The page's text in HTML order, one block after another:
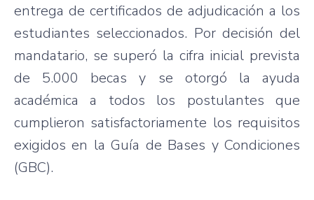
entrega de certificados de adjudicación a los
estudiantes seleccionados. Por decisión del
mandatario, se superó la cifra inicial prevista
de 5.000 becas y se otorgó la ayuda
académica a todos los postulantes que
cumplieron satisfactoriamente los requisitos
exigidos en la Guía de Bases y Condiciones
(GBC).